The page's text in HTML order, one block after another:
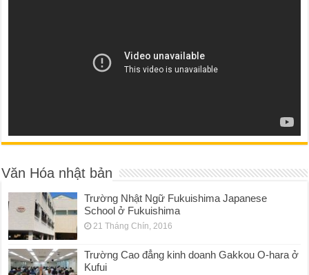
Văn Hóa nhật bản
Trường Nhật Ngữ Fukuishima Japanese
School ở Fukuishima
21 Tháng Chín, 2016
Trường Cao đẳng kinh doanh Gakkou O-hara ở
Kufui